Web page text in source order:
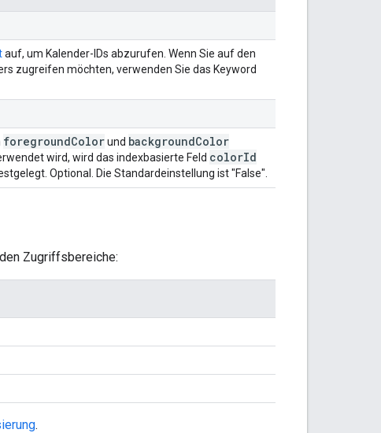
auf, um Kalender-IDs abzurufen. Wenn Sie auf den
zugreifen möchten, verwenden Sie das Keyword
foregroundColorund backgroundColor
wird, wird das indexbasierte Feld colorId
Optional. Die Standardeinstellung ist "False".
Zugriffsbereiche:
.